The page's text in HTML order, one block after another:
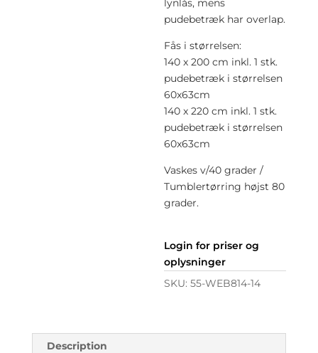
lynlås, mens
pudebetræk har overlap.
Fås i størrelsen:
140 x 200 cm inkl. 1 stk.
pudebetræk i størrelsen
60x63cm
140 x 220 cm inkl. 1 stk.
pudebetræk i størrelsen
60x63cm
Vaskes v/40 grader /
Tumblertørring højst 80
grader.
Login for priser og
oplysninger
SKU:55-WEB814-14
Description